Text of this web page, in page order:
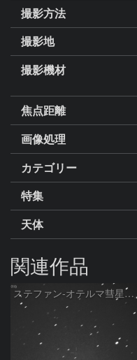
撮影方法
撮影地
撮影機材
焦点距離
画像処理
カテゴリー
特集
天体
関連作品
ステファン-オテルマ彗星：2019/5/7